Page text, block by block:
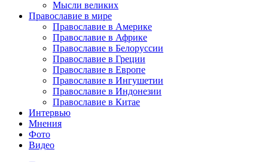
Мысли великих
Православие в мире
Православие в Америке
Православие в Африке
Православие в Белоруссии
Православие в Греции
Православие в Европе
Православие в Ингушетии
Православие в Индонезии
Православие в Китае
Интервью
Мнения
Фото
Видео